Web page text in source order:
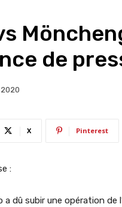
de
X Pinterest
:
a dû subir une opération